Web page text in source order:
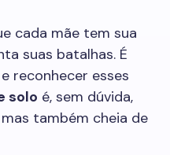
cada mãe tem sua
suas batalhas. É
reconhecer esses
solo é, sem dúvida,
também cheia de